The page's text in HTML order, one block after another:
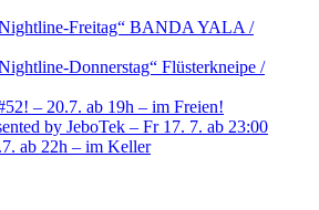
Nightline-Freitag“ BANDA YALA /
Donnerstag“ Flüsterkneipe /
– 20.7. ab 19h – im Freien!
by JeboTek – Fr 17. 7. ab 23:00
ab 22h – im Keller